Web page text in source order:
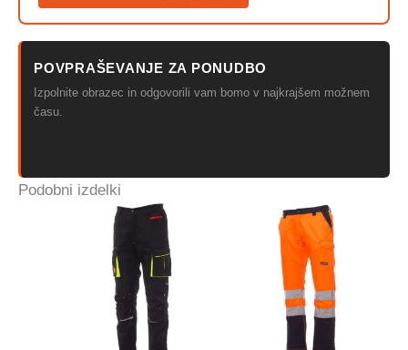
POVPRAŠEVANJE ZA PONUDBO
Izpolnite obrazec in odgovorili vam bomo v najkrajšem možnem
času.
Podobni izdelki